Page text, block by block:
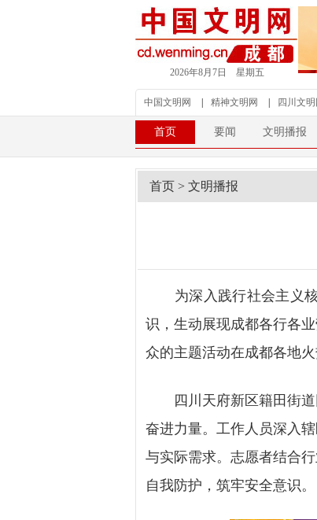
2026年8月7日 星期五
中国文明网 精神文明网 四川文明
首页 要闻 文明播报
首页 > 文明播报
为深入践行社会主义核
识，生动展现成都各行各
众的主题活动在成都各地火
四川天府新区籍田街道
奋进力量。工作人员深入
与实际需求。志愿者结合
自我防护，筑牢安全意识。